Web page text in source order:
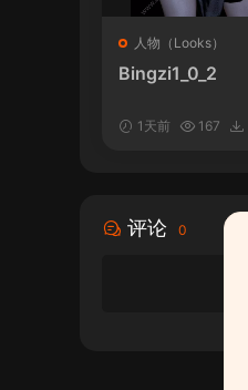
人物（Looks）
Bingzi1_0_2
1天前 167
评论 0